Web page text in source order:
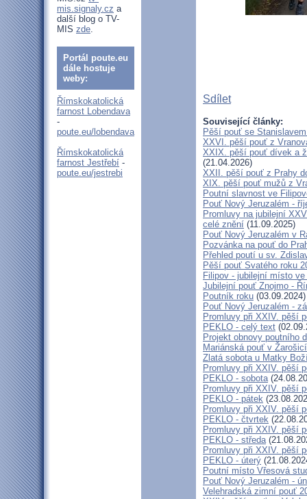
mis.signaly.cz a
další blog o TV-
MIS zde.
Portál poute.eu
dále hostuje
weby:
Římskokatolická
farnost Lobendava
-
poute.eu/lobendava
Římskokatolická
farnost Jestřebí -
poute.eu/jestrebi
Sdílet
Související články:
Pěší pouť se
XXVI. pěší pouť z
XXIX. pěší pouť dívek a
(21.04.2026)
XXII. pěší pouť z Prahy
XIX. pěší pouť mužů z
Poutní slavnost ve
Pouť Nový Jeruzalém -
Promluvy na jubilejní
celé znění (11.09.2025)
Pouť Nový Jeruzalém v
Pozvánka na pouť do
Přehled poutí u sv.
Pěší pouť Svatého roku
Filipov - jubilejní místo
Jubilejní pouť Znojmo -
Poutník roku (03.09.2024)
Pouť Nový Jeruzalém -
Promluvy při XXIV. pěší
PEKLO - celý text
Projekt obnovy poutního
Mariánská pouť v
Zlatá sobota u Matky
Promluvy při XXIV. pěší
PEKLO - sobota
Promluvy při XXIV. pěší
PEKLO - pátek
Promluvy při XXIV. pěší
PEKLO - čtvrtek
Promluvy při XXIV. pěší
PEKLO - středa
Promluvy při XXIV. pěší
PEKLO - úterý
Poutní místo Vřesová
Pouť Nový Jeruzalém -
Velehradská zimní pouť